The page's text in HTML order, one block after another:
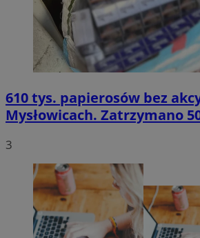
610 tys. papierosów bez
Mysłowicach. Zatrzymano
3